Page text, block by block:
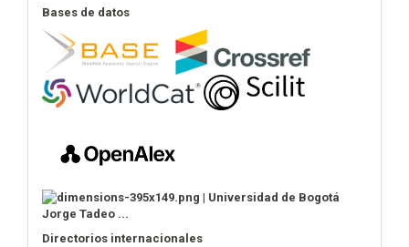
Bases de datos
Directorios internacionales